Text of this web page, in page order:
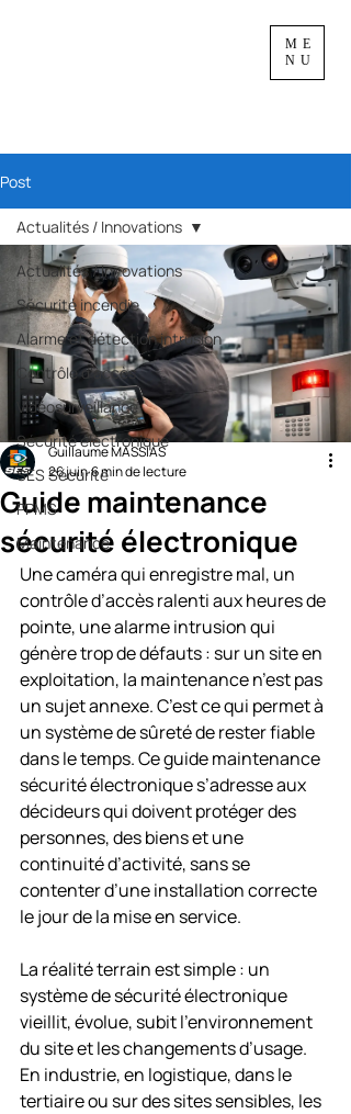
ME
NU
Post
Actualités / Innovations
Sécurité incendie
Alarme et détection intrusion
Contrôle d'accès
Vidéosurveillance
Sécurité électronique
SES Sécurité
PPMS
Maintenance
Actualités / Innovations
Guide maintenance
sécurité électronique
Guillaume MASSIAS
26 juin6 min de lecture
Une caméra qui enregistre mal, un
contrôle d’accès ralenti aux heures de
pointe, une alarme intrusion qui
génère trop de défauts : sur un site en
exploitation, la maintenance n’est pas
un sujet annexe. C’est ce qui permet à
un système de sûreté de rester fiable
dans le temps. Ce guide maintenance
sécurité électronique s’adresse aux
décideurs qui doivent protéger des
personnes, des biens et une
continuité d’activité, sans se
contenter d’une installation correcte
le jour de la mise en service.
La réalité terrain est simple : un
système de sécurité électronique
vieillit, évolue, subit l’environnement
du site et les changements d’usage.
En industrie, en logistique, dans le
tertiaire ou sur des sites sensibles, les